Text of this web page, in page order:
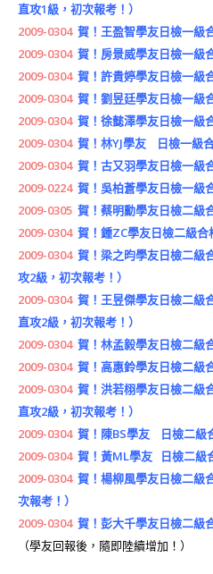
直攻1級，初次報考！）
2009-0304 賀！王盈智學友日檢一級
2009-0304 賀！房景威學友日檢一級
2009-0304 賀！許貴婷學友日檢一級
2009-0304 賀！劉昱廷學友日檢一級
2009-0304 賀！徐懿澤學友日檢一級
2009-0304 賀！林YJ學友 日檢一級
2009-0304 賀！古又羽學友日檢一級
2009-0224 賀！吳柏蒼學友日檢一級
2009-0305 賀！蔡明勳學友日檢二級
2009-0304 賀！鍾ZC學友日檢二級合
2009-0304 賀！梁之昀學友日檢二級
攻2級，初次報考！）
2009-0304 賀！王昱傑學友日檢二級
直攻2級，初次報考！）
2009-0304 賀！林孟毅學友日檢二級
2009-0304 賀！高惠鈴學友日檢二級
2009-0304 賀！洪若栩學友日檢二級
直攻2級，初次報考！）
2009-0304 賀！陳BS學友 日檢二級
2009-0304 賀！黃ML學友 日檢二級
2009-0304 賀！楊柳風學友日檢二級
次報考！）
2009-0304 賀！彭大千學友日檢二級
（學友回報後，隨即陸續增加！）